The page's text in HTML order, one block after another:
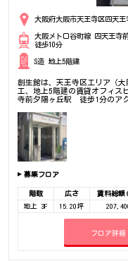
大阪府大阪市天王寺区四天王
大阪メトロ谷町線 四天王寺
徒歩10分
S造 地上5階建
創生館は、天王寺区エリア（
工、地上5階建の賃貸オフィス
寺前夕陽ヶ丘駅 徒歩1分のア
募集フロア
階数 広さ 賃料総額
地上 3F
15.20坪
フロア詳細